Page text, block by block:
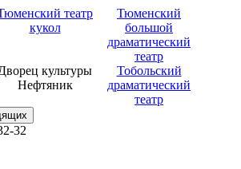
театр
кукол
Тюменский
большой
драматический
театр
культуры
Нефтяник
Тобольский
драматический
театр
32